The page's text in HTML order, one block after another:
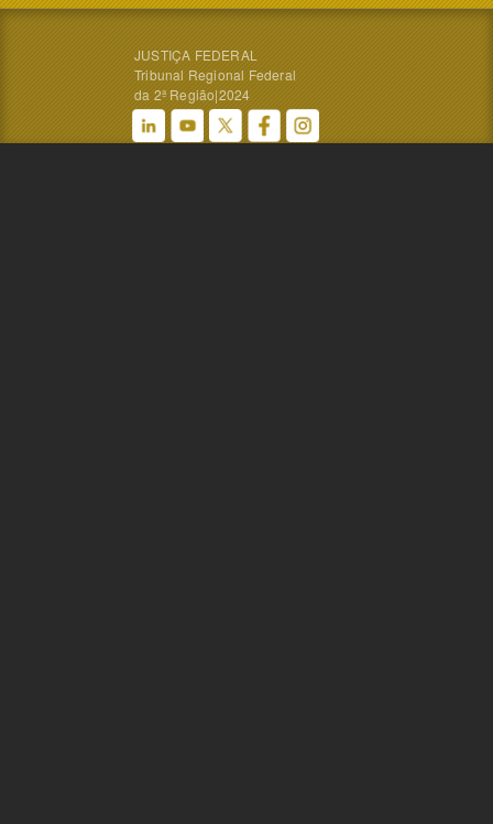
JUSTIÇA FEDERAL
Tribunal Regional Federal
da 2ª Região|2024